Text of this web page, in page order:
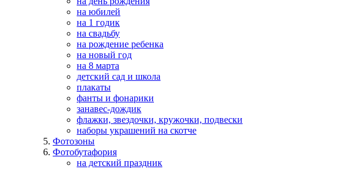
на юбилей
на 1 годик
на свадьбу
на рождение ребенка
на новый год
на 8 марта
детский сад и школа
плакаты
фанты и фонарики
занавес-дождик
флажки, звездочки, кружочки, подвески
наборы украшений на скотче
Фотозоны
Фотобутафория
на детский праздник